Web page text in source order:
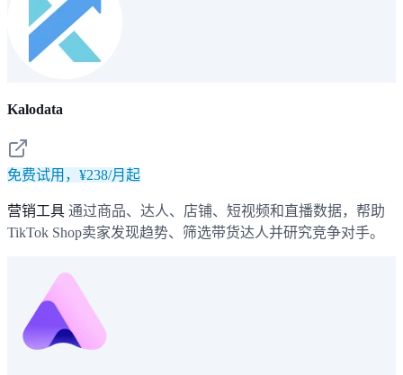
Kalodata
免费试用，¥238/月起
营销工具 通过商品、达人、店铺、短视频和直播数据，帮助
TikTok Shop卖家发现趋势、筛选带货达人并研究竞争对手。